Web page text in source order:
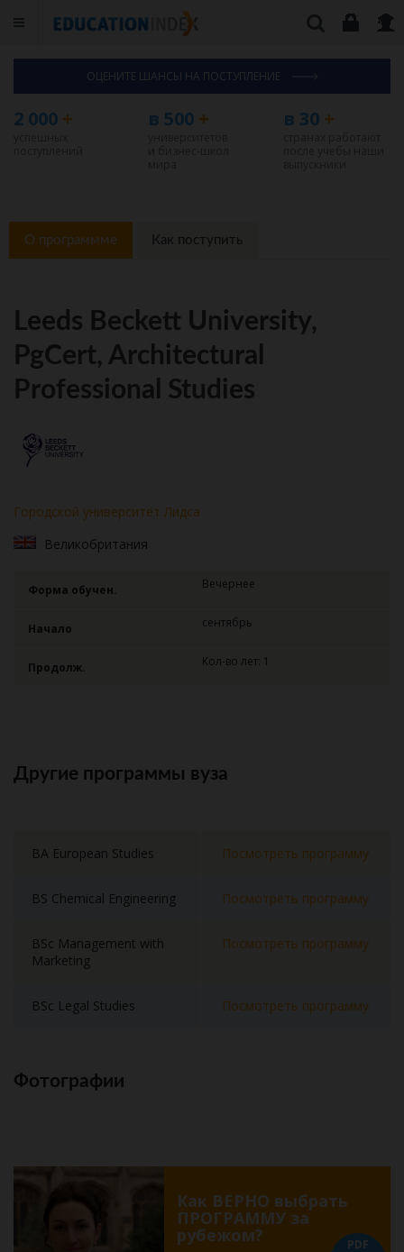
ОЦЕНИТЕ ШАНСЫ НА ПОСТУПЛЕНИЕ
2 000 + в 500 + в 30+
О программме Как поступить
Leeds Beckett University,
PgCert, Architectural
Professional Studies
Городской университет Лидса
Великобритания
Форма обучен. Вечернее
Начало сентябрь
Продолж. Кол-во лет: 1
Другие программы вуза
BA European Studies Посмотреть программу
BS Chemical Engineering Посмотреть программу
BSc Management with
Marketing
Посмотреть программу
BSc Legal Studies Посмотреть программу
Фотографии
Как ВЕРНО выбрать
ПРОГРАММУ за
рубежом?
PDF